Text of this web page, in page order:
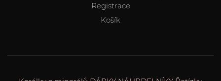
Registrace
Košík